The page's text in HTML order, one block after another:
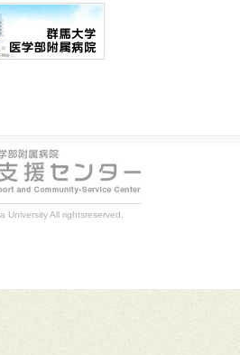
University All rightsreserved.